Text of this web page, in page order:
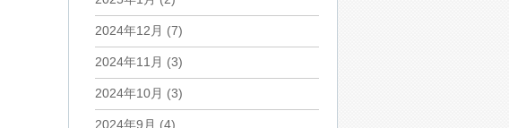
2024年12月 (7)
2024年11月 (3)
2024年10月 (3)
2024年9月 (4)